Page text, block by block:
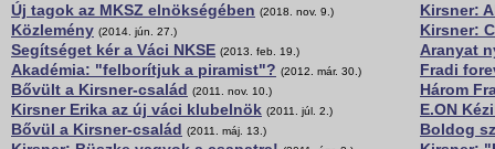
Új tagok az MKSZ elnökségében (2018. nov. 9.)
Közlemény (2014. jún. 27.)
Segítséget kér a Váci NKSE (2013. feb. 19.)
Akadémia: "felborítjuk a piramist"? (2012. már. 30.)
Bővült a Kirsner-család (2011. nov. 10.)
Kirsner Erika az új váci klubelnök (2011. júl. 2.)
Bővül a Kirsner-család (2011. máj. 13.)
Kirsner:
Kirsner:
Aranyat
Fradi
Három
E.ON
Boldog